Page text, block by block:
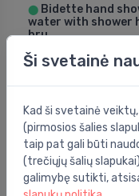
⬤ Bidette hand
water with shower
bru
149.00 € 197.00 €
Nuolaida -23%
Ši svetainė
Kad ši svetainė
(pirmosios šalies
taip pat gali būti
(trečiųjų šalių
galimybę sutikti,